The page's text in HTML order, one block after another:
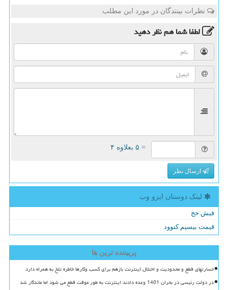
نظرات بینندگان در مورد این مطلب
لطفا شما همنظر دهید
= ۵ بعلاوه ۴
ارسال نظر
لینک دوستان ایزو وب
فیش حج
قیمت بیسیم کنوود
پربیننده ترین ها
خسارتهای قطع و محدودیت و اختلال اینترنت بازهم برای کسب وکارها خاطره تلخ به همراه دارد
در دولت رئیسی در بحران 1401 وعده دادند اینترنت به طور موقت قطع می شود اما ماندگار شد